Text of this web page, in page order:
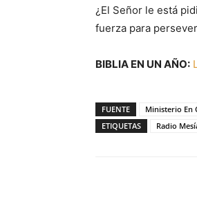
¿El Señor le está
fuerza para
BIBLIA EN UN AÑO:
FUENTE
Ministerio En
ETIQUETAS
Radio